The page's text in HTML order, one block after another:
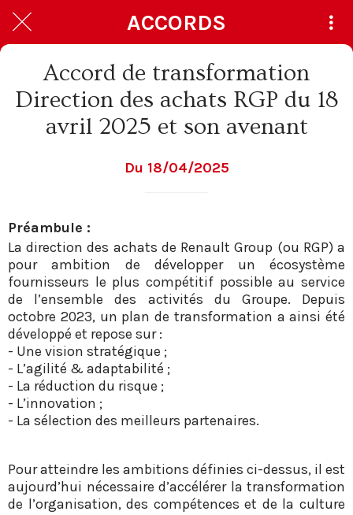
ACCORDS
Accord de transformation
Direction des achats RGP du 18
avril 2025 et son avenant
Du 18/04/2025
Préambule :
La direction des achats de Renault Group (ou RGP) a
pour ambition de développer un écosystème
fournisseurs le plus compétitif possible au service
de l’ensemble des activités du Groupe. Depuis
octobre 2023, un plan de transformation a ainsi été
développé et repose sur :
- Une vision stratégique ;
- L’agilité & adaptabilité ;
- La réduction du risque ;
- L’innovation ;
- La sélection des meilleurs partenaires.
Pour atteindre les ambitions définies ci-dessus, il est
aujourd’hui nécessaire d’accélérer la transformation
de l’organisation, des compétences et de la culture